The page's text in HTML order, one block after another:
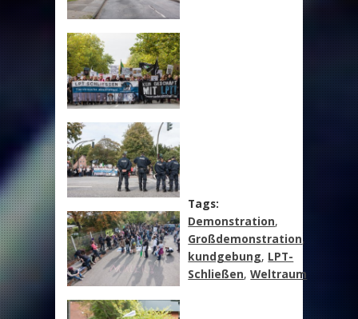
Tags:
Demonstration,
Großdemonstration,
kundgebung, LPT-
Schließen,Weltraum